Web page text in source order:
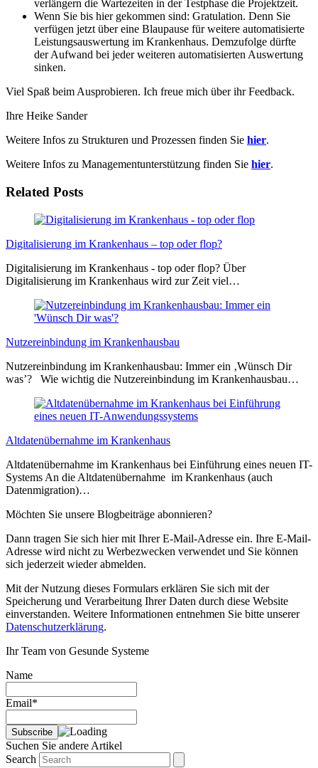
verlängern die Wartezeiten in der Testphase die Projektzeit.
Wenn Sie bis hier gekommen sind: Gratulation. Denn Sie
verfügen jetzt über eine Blaupause für weitere automatisierte
Leistungsauswertung im Krankenhaus. Demzufolge dürfte
der Aufwand bei jeder weiteren automatisierten Auswertung
sinken.
Viel Spaß beim Ausprobieren. Ich freue mich über ihr Feedback.
Ihre Heike Sander
Weitere Infos zu Strukturen und Prozessen finden Sie hier.
Weitere Infos zu Managementunterstützung finden Sie hier.
Related Posts
Digitalisierung im Krankenhaus – top oder flop?
Digitalisierung im Krankenhaus - top oder flop? Über
Digitalisierung im Krankenhaus wird zur Zeit viel…
Nutzereinbindung im Krankenhausbau
Nutzereinbindung im Krankenhausbau: Immer ein ‚Wünsch Dir
was’? Wie wichtig die Nutzereinbindung im Krankenhausbau…
Altdatenübernahme im Krankenhaus
Altdatenübernahme im Krankenhaus bei Einführung eines neuen IT-
Systems An die Altdatenübernahme im Krankenhaus (auch
Datenmigration)…
Möchten Sie unsere Blogbeiträge abonnieren?
Dann tragen Sie sich hier mit Ihrer E-Mail-Adresse ein. Ihre E-Mail-
Adresse wird nicht zu Werbezwecken verwendet und Sie können
sich jederzeit wieder abmelden.
Mit der Nutzung dieses Formulars erklären Sie sich mit der
Speicherung und Verarbeitung Ihrer Daten durch diese Website
einverstanden. Weitere Informationen entnehmen Sie bitte unserer
Datenschutzerklärung.
Ihr Team von Gesunde Systeme
Name
Email*
Suchen Sie andere Artikel
Search